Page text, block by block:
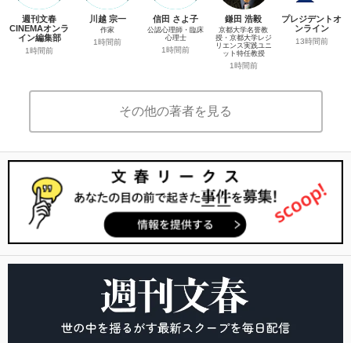
週刊文春
CINEMAオンラ
イン編集部
1時間前
川越 宗一
作家
1時間前
信田 さよ子
公認心理師・臨床
心理士
1時間前
鎌田 浩毅
京都大学名誉教
授・京都大学レジ
リエンス実践ユニ
ット特任教授
1時間前
プレジデントオ
ンライン
13時間前
その他の著者を見る